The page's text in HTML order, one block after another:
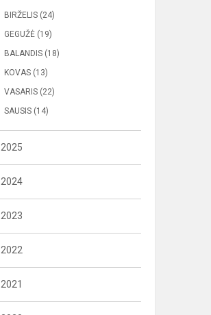
BIRŽELIS (24)
GEGUŽĖ (19)
BALANDIS (18)
KOVAS (13)
VASARIS (22)
SAUSIS (14)
2025
2024
2023
2022
2021